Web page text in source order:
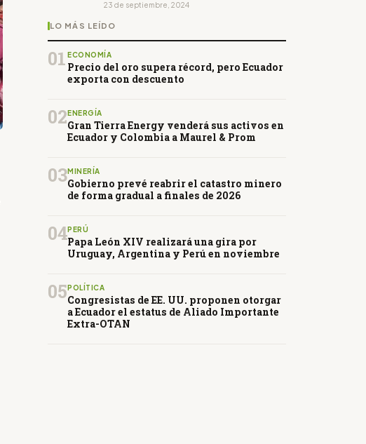
23 de septiembre, 2024
LO MÁS LEÍDO
01 ECONOMÍA
Precio del oro supera récord, pero Ecuador
exporta con descuento
02 ENERGÍA
Gran Tierra Energy venderá sus activos en
Ecuador y Colombia a Maurel & Prom
03MINERÍA
Gobierno prevé reabrir el catastro minero
de forma gradual a finales de 2026
04PERÚ
Papa León XIV realizará una gira por
Uruguay, Argentina y Perú en noviembre
05 POLÍTICA
Congresistas de EE. UU. proponen otorgar
a Ecuador el estatus de Aliado Importante
Extra-OTAN